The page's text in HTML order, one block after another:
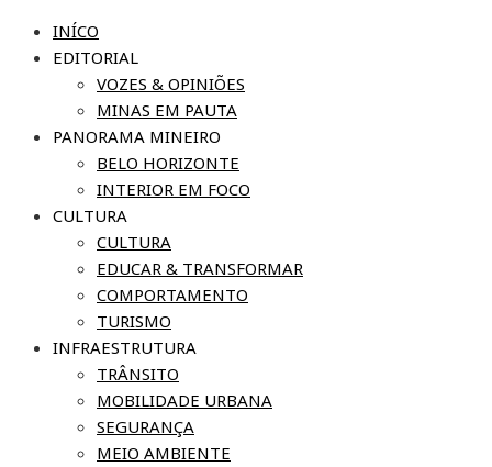
INÍCO
EDITORIAL
VOZES & OPINIÕES
MINAS EM PAUTA
PANORAMA MINEIRO
BELO HORIZONTE
INTERIOR EM FOCO
CULTURA
CULTURA
EDUCAR & TRANSFORMAR
COMPORTAMENTO
TURISMO
INFRAESTRUTURA
TRÂNSITO
MOBILIDADE URBANA
SEGURANÇA
MEIO AMBIENTE